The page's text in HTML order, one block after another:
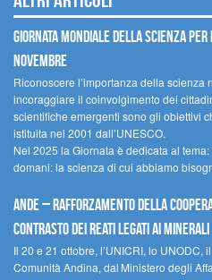
Giornata mondiale della scienza
novembre
Riconoscere l’importanza della scienza
incoraggiare il coinvolgimento dei
scientifiche emergenti sono gli obiettivi
istituita nel 2001 dall’UNESCO.
Nel 2025 la Giornata è dedicata al
domani: la scienza di cui abbiamo
Ande – Rafforzamento della
contrasto dei reati legati ai minerali
Il 20 e 21 ottobre, l’UNICRI, lo UNODC,
Comunità Andina, dal Ministero degli